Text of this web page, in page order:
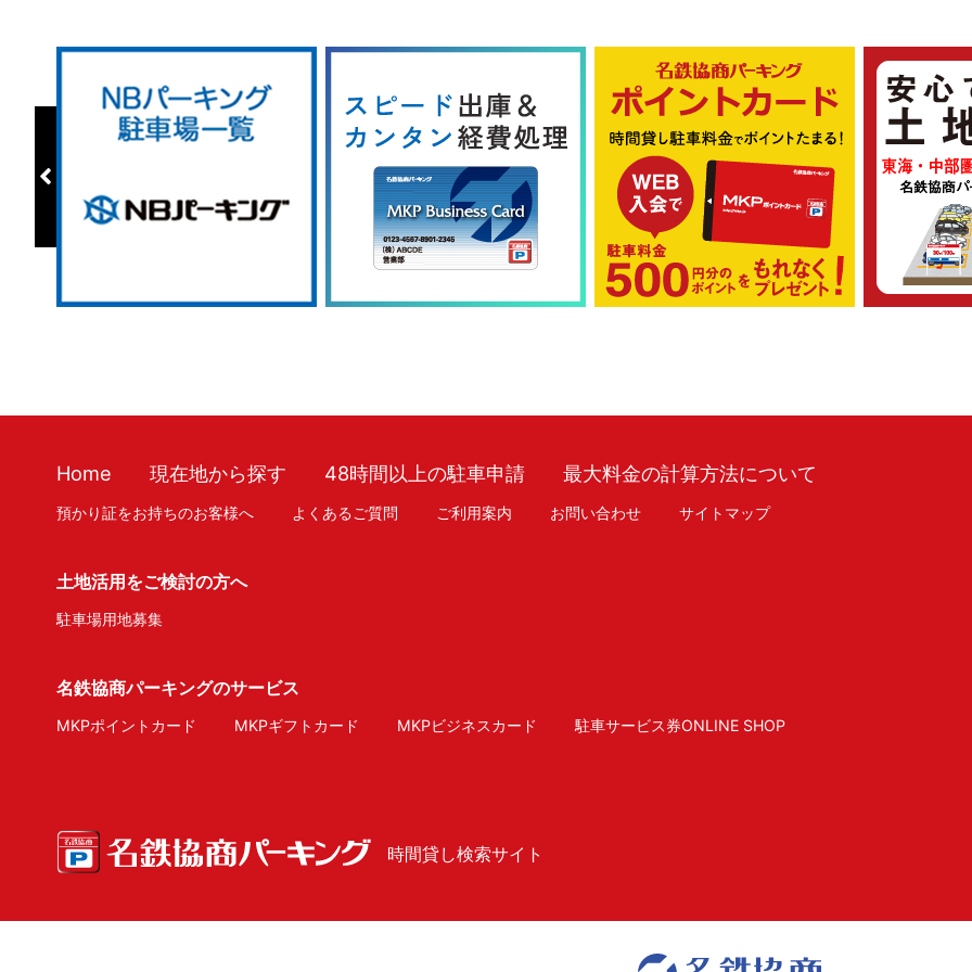
Home 現在地から探す 48時間以上の駐車申請 最大料金の計算方法について
預かり証をお持ちのお客様へ よくあるご質問 ご利用案内 お問い合わせ サイトマップ
土地活用をご検討の方へ
駐車場用地募集
名鉄協商パーキングのサービス
MKPポイントカード MKPギフトカード MKPビジネスカード 駐車サービス券ONLINE SHOP
時間貸し検索サイト